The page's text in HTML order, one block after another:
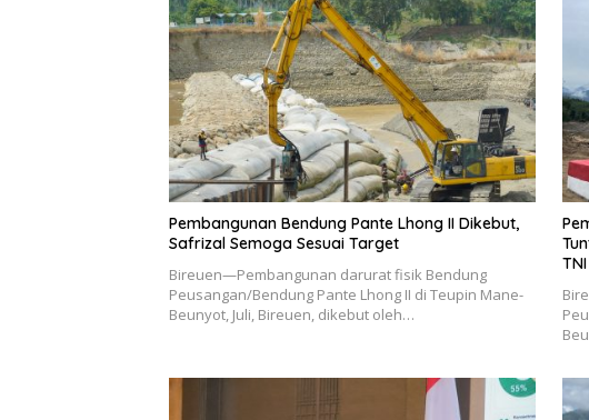
Pembangunan Bendung Pante Lhong II Dikebut,
Safrizal Semoga Sesuai Target
Bireuen—Pembangunan darurat fisik Bendung
Peusangan/Bendung Pante Lhong II di Teupin Mane-
Beunyot, Juli, Bireuen, dikebut oleh…
TNI